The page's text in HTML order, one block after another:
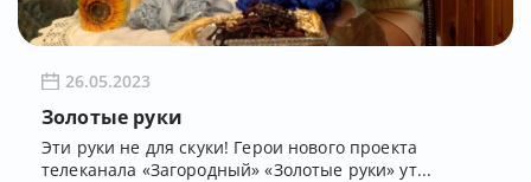
26.05.2023
Золотые руки
Эти руки не для скуки! Герои нового проекта
телеканала «Загородный» «Золотые руки» ут...